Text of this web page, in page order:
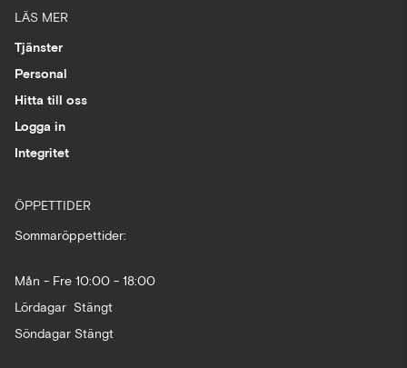
LÄS MER
Tjänster
Personal
Hitta till oss
Logga in
Integritet
ÖPPETTIDER
Sommaröppettider:
Mån - Fre 10:00 - 18:00
Lördagar Stängt
Söndagar Stängt